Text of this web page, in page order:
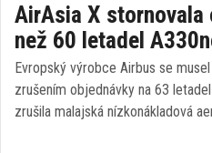
AirAsia X stornovala
než 60 letadel
Evropský výrobce Airbus se
zrušením objednávky na 63
zrušila malajská nízkonákladová